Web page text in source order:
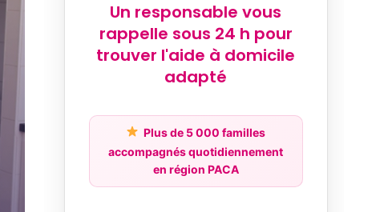
Un responsable vous
rappelle sous 24 h pour
trouver l'aide à domicile
adapté
Plus de 5 000 familles
accompagnés quotidiennement
en région PACA